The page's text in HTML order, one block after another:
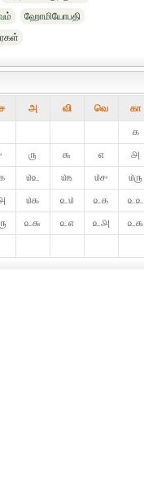
ஹோமியோபதி
அ வி வெ கா
௧
௫ ௬ ௭
௮
௰௨ ௰௩ ௰௪
௰௫
௰௯ ௨௰ ௨௧
௨௨
௨௬ ௨௭ ௨௮
௨௯